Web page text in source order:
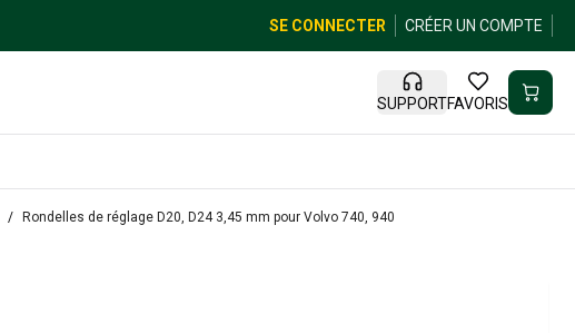
SE CONNECTER CRÉER UN COMPTE
SUPPORTFAVORIS
Rondelles de réglage D20, D24 3,45 mm pour Volvo 740, 940